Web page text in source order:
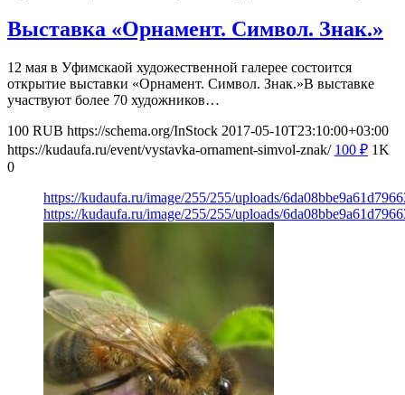
Выставка «Орнамент. Символ. Знак.»
12 мая в Уфимскаой художественной галерее состоится
открытие выставки «Орнамент. Символ. Знак.»В выставке
участвуют более 70 художников…
100 RUB https://schema.org/InStock 2017-05-10T23:10:00+03:00
https://kudaufa.ru/event/vystavka-ornament-simvol-znak/ 100 ₽ 1K
0
https://kudaufa.ru/image/255/255/uploads/
https://kudaufa.ru/image/255/255/uploads/